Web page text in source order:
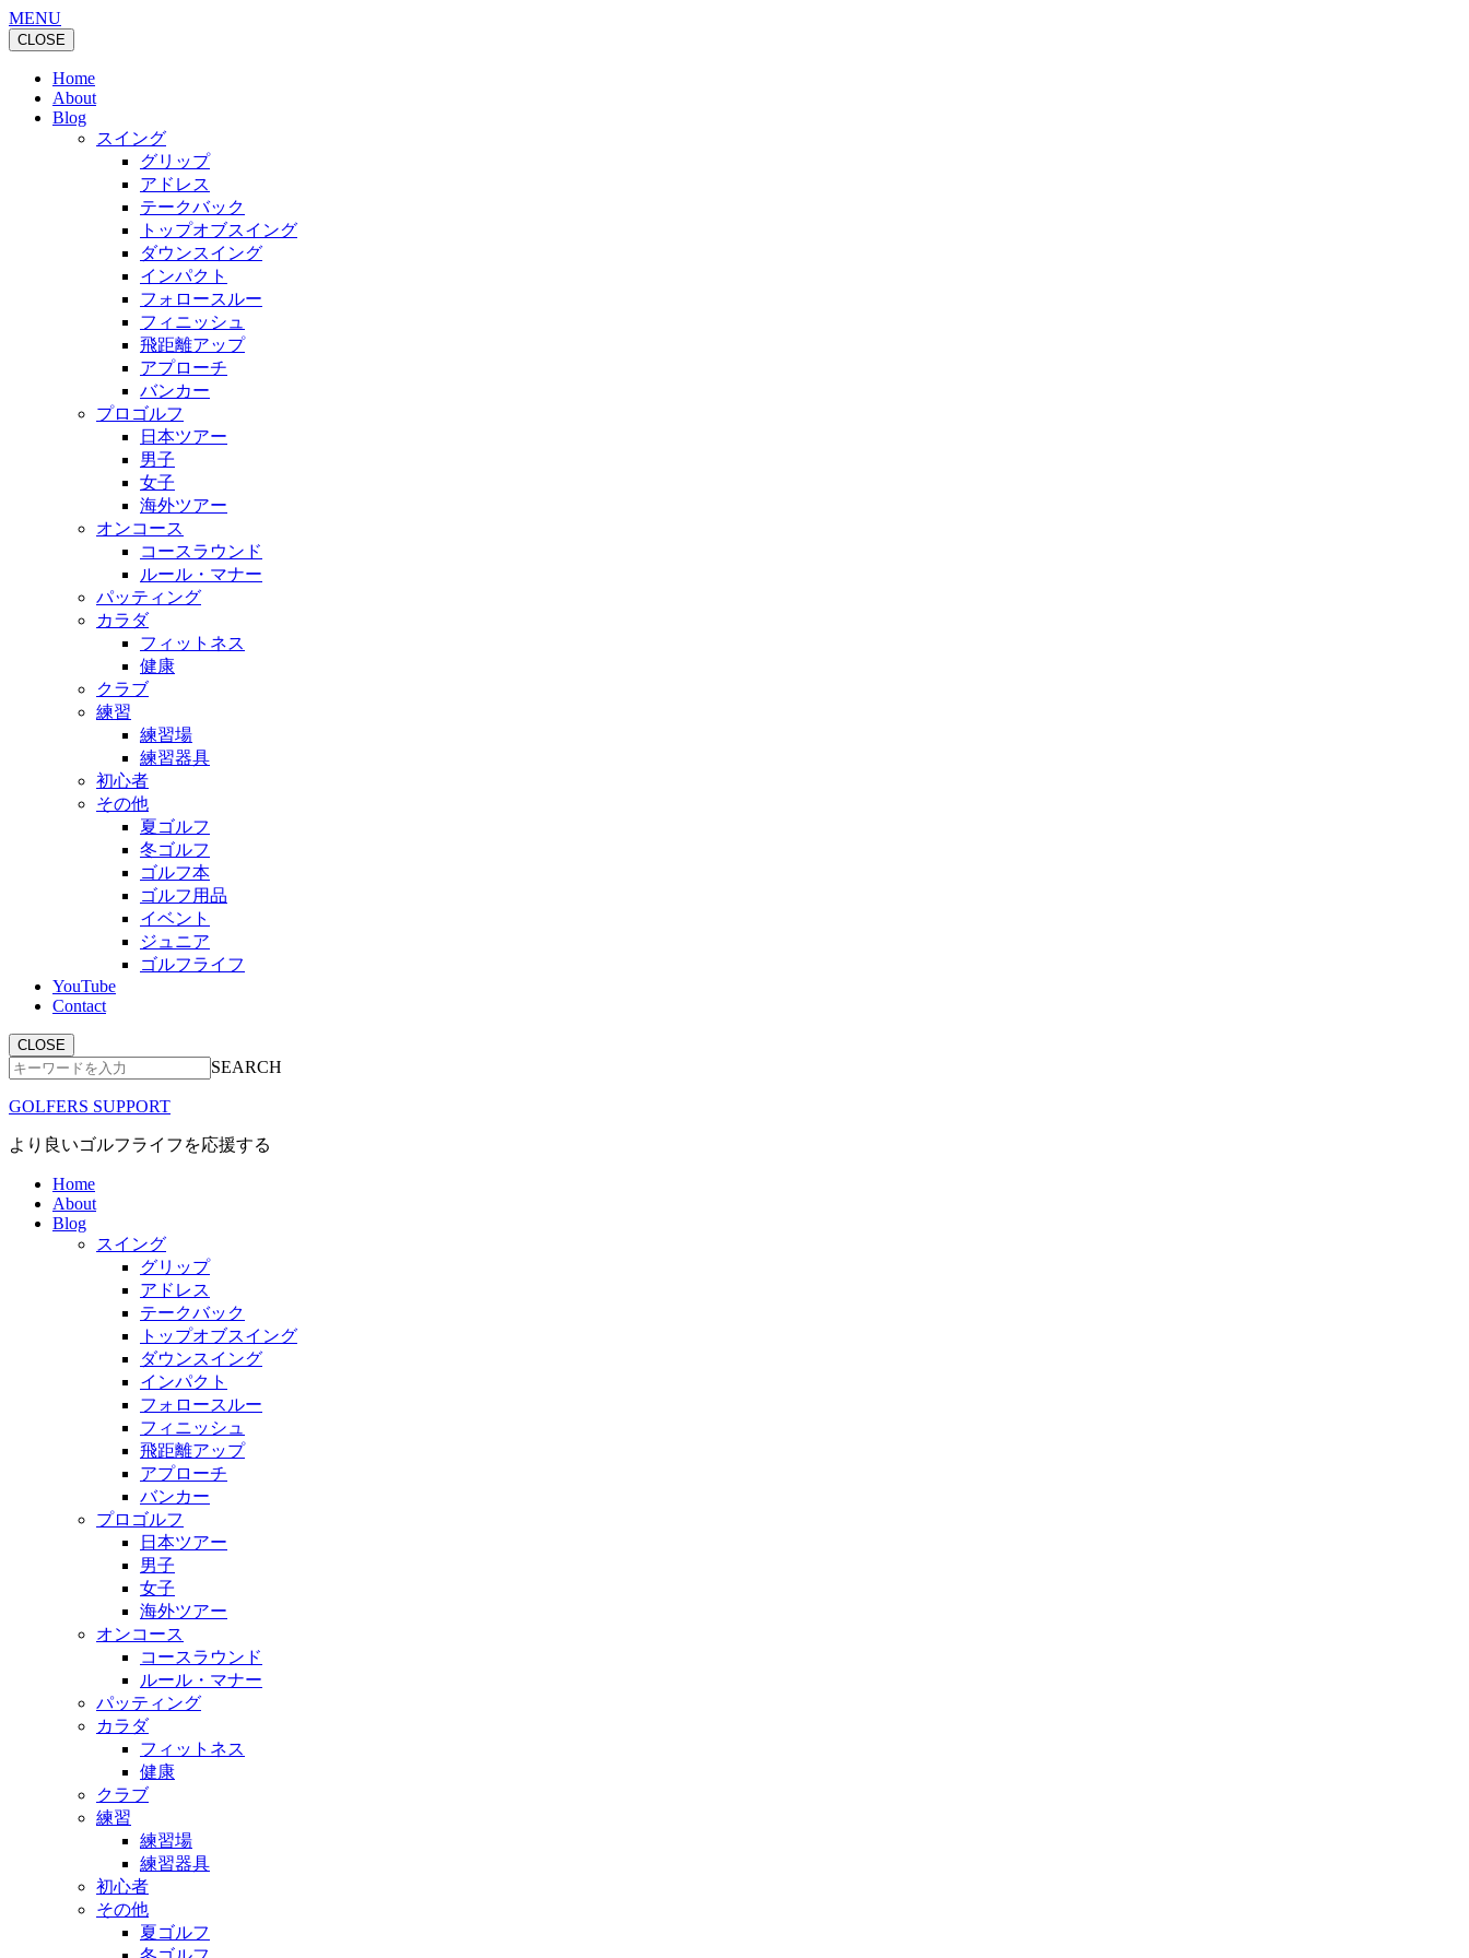
MENU
CLOSE
Home
About
Blog
スイング
グリップ
アドレス
テークバック
トップオブスイング
ダウンスイング
インパクト
フォロースルー
フィニッシュ
飛距離アップ
アプローチ
バンカー
プロゴルフ
日本ツアー
男子
女子
海外ツアー
オンコース
コースラウンド
ルール・マナー
パッティング
カラダ
フィットネス
健康
クラブ
練習
練習場
練習器具
初心者
その他
夏ゴルフ
冬ゴルフ
ゴルフ本
ゴルフ用品
イベント
ジュニア
ゴルフライフ
YouTube
Contact
CLOSE
SEARCH
GOLFERS SUPPORT
より良いゴルフライフを応援する
Home
About
Blog
スイング
グリップ
アドレス
テークバック
トップオブスイング
ダウンスイング
インパクト
フォロースルー
フィニッシュ
飛距離アップ
アプローチ
バンカー
プロゴルフ
日本ツアー
男子
女子
海外ツアー
オンコース
コースラウンド
ルール・マナー
パッティング
カラダ
フィットネス
健康
クラブ
練習
練習場
練習器具
初心者
その他
夏ゴルフ